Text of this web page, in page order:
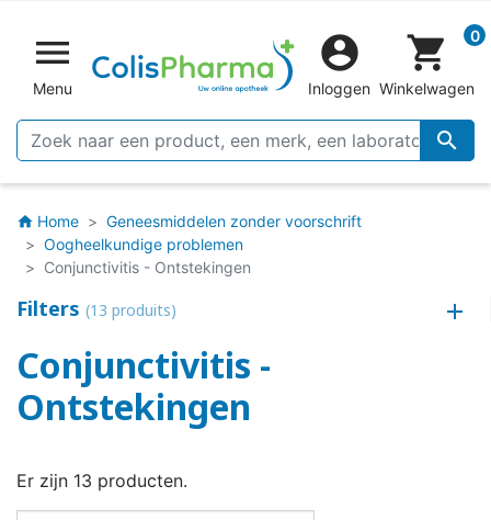

Menu


Inloggen
shopping_cart 0
Winkelwagen
home Home
Geneesmiddelen zonder voorschrift
Oogheelkundige problemen
Conjunctivitis - Ontstekingen
Filters (13 produits)
Conjunctivitis -
Ontstekingen
Er zijn 13 producten.